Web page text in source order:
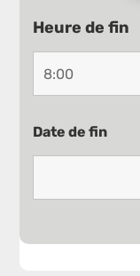
Heure de fin
Date de fin